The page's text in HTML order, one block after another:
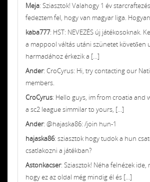
Meja: Sziasztok! Valahogy 1 év
fedeztem fel, hogy van magyar liga.
kaba777: HST: NEVEZÉS új játékosoknak.
a mappool váltás utáni szünetet követően
harmadához érkezik a [...]
Ander: CroCyrus: Hi, try contacting our
members.
CroCyrus: Hello guys, im from croatia and
a sc2 league simmilar to yours, [...]
Ander: @hajaska86: /join hun-1
hajaska86: sziasztok hogy tudok a hun
csatlakozni a játékban?
Astonkacser: Sziasztok! Néha felnézek
hogy ez az oldal még mindig él és [...]